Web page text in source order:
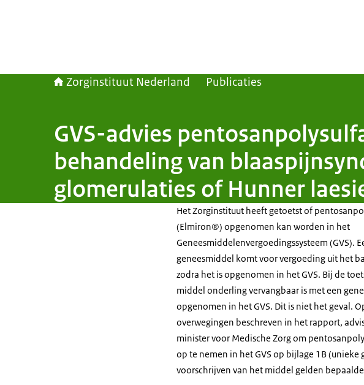
Zorginstituut Nederland Publicaties
GVS-advies
behandeling van
glomerulaties of Hunner
Het Zorginstituut heeft getoetst of
(Elmiron®) opgenomen kan worden in het
Geneesmiddelenvergoedingssysteem (GVS).
geneesmiddel komt voor vergoeding uit het
zodra het is opgenomen in het GVS. Bij de
middel onderling vervangbaar is met een
opgenomen in het GVS. Dit is niet het geval.
overwegingen beschreven in het rapport,
minister voor Medische Zorg om
op te nemen in het GVS op bijlage 1B
voorschrijven van het middel gelden